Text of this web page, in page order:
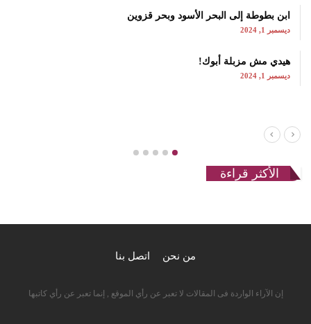
ابن بطوطة إلى البحر الأسود وبحر قزوين
ديسمبر 1, 2024
هيدي مش مزبلة أبوك!
ديسمبر 1, 2024
الأكثر قراءة
من نحن اتصل بنا
إن الآراء الواردة فى المقالات لا تعبر عن رأي الموقع , إنما تعبر عن رأي كاتبها